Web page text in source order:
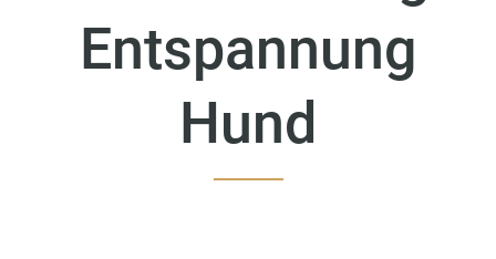
Entspannung
Hund